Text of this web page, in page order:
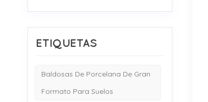
ETIQUETAS
Baldosas De Porcelana De Gran
Formato Para Suelos